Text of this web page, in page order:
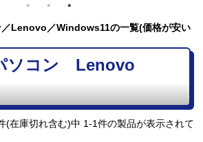
／Lenovo／Windows11の一覧(価格が安い
ソコン Lenovo
(在庫切れ含む)中 1-1件の製品が表示されて